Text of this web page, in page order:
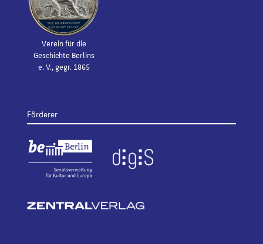
Verein für die
Geschichte Berlins
e. V., gegr. 1865
Förderer